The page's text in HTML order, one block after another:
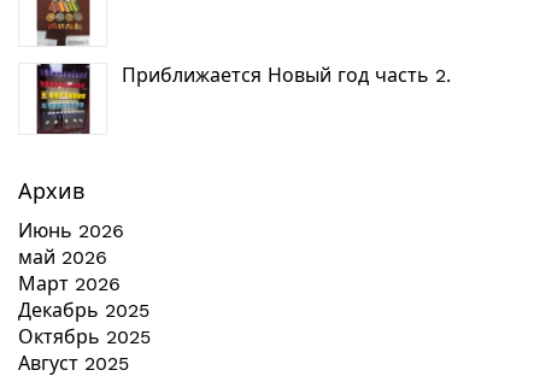
Приближается Новый год часть 2.
Архив
Июнь 2026
май 2026
Март 2026
Декабрь 2025
Октябрь 2025
Август 2025